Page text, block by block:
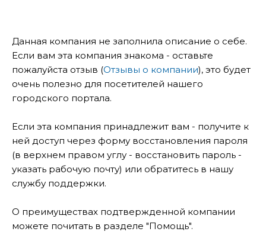
Данная компания не заполнила описание о себе.
Если вам эта компания знакома - оставьте
пожалуйста отзыв (Отзывы о компании), это будет
очень полезно для посетителей нашего
городского портала.
Если эта компания принадлежит вам - получите к
ней доступ через форму восстановления пароля
(в верхнем правом углу - восстановить пароль -
указать рабочую почту) или обратитесь в нашу
службу поддержки.
О преимуществах подтвержденной компании
можете почитать в разделе "Помощь".